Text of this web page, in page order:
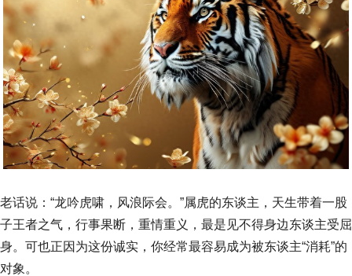
老话说：“龙吟虎啸，风浪际会。”属虎的东谈主，天生带着一股
子王者之气，行事果断，重情重义，最是见不得身边东谈主受屈
身。可也正因为这份诚实，你经常最容易成为被东谈主“消耗”的
对象。